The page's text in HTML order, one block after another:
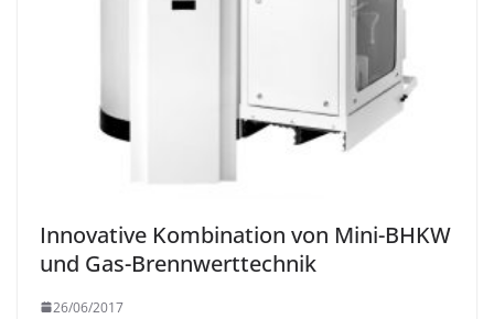
Innovative Kombination von Mini-BHKW
und Gas-Brennwerttechnik
26/06/2017